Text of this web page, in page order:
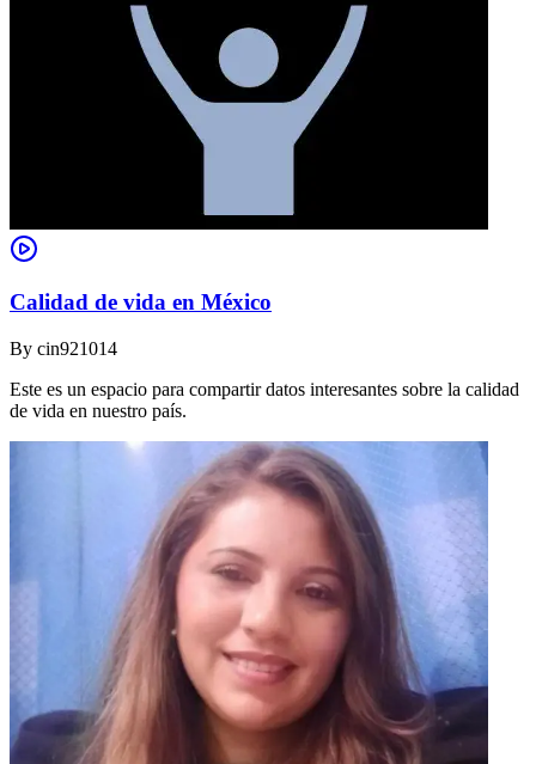
Calidad de vida en México
By cin921014
Este es un espacio para compartir datos interesantes sobre la calidad
de vida en nuestro país.